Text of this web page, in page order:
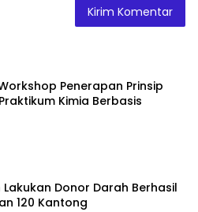
Penerapan Prinsip
Kimia Berbasis
Lakukan Donor Darah Berhasil
120 Kantong